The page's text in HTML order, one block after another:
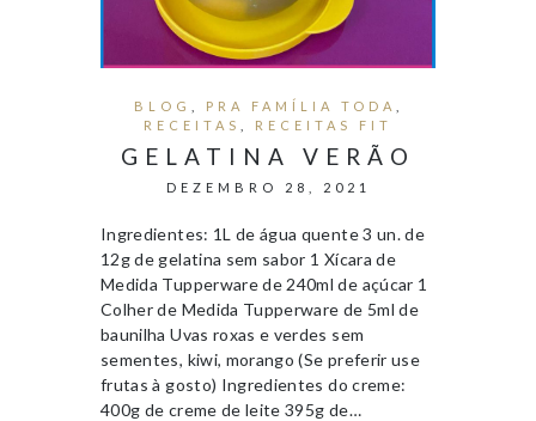
BLOG PRA FAMÍLIA TODA
RECEITAS
RECEITAS FIT
GELATINA VERÃO
DEZEMBRO 28, 2021
Ingredientes: 1L de água quente 3 un. de
12g de gelatina sem sabor 1 Xícara de
Medida Tupperware de 240ml de açúcar 1
Colher de Medida Tupperware de 5ml de
baunilha Uvas roxas e verdes sem
sementes, kiwi, morango (Se preferir use
frutas à gosto) Ingredientes do creme:
400g de creme de leite 395g de…